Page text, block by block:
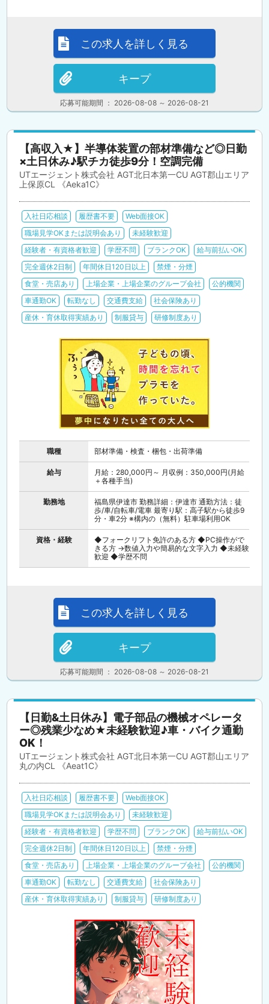
応募可能期間 ： 2026-08-08 ～ 2026-08-21
この求人を詳しく見る
キープ
【高収入★】半導体装置の部材準備など◎日勤
×土日休み♪駅チカ徒歩9分！空調完備
UTエージェント株式会社 AGT北日本第一CU AGT郡山エリア
上保原CL 《Aeka1C》
入社日応相談 履歴書不要
Web面接OK
職場見学OKまたは説明会あり
未経験歓迎
経験者・有資格者歓迎
学歴不問 ブランクOK
給与前払いOK
完全週休2日制
年間休日120日以上
禁煙・分煙
食堂・売店あり
上場企業・上場企業のグループ会社
公的機関
車通勤OK
転勤なし 交通費支給
社会保険あり
産休・育休取得実績あり
制服貸与 研修制度あり
職種 部材準備・検査・梱包・出荷準備
給与
月給：280,000円～ 月収例：350,000円(月給
＋各種手当)
勤務地
福島県伊達市 勤務詳細：伊達市 通勤方法：徒
歩/車/自転車/電車 最寄り駅：高子駅から徒歩9
分・車2分 ※構内の（無料）駐車場利用OK
資格・経験
◆フォークリフト免許のある方 ◆PC操作がで
きる方 →数値入力や簡易的な文字入力 ◆未経験
歓迎 ◆学歴不問
応募可能期間 ： 2026-08-08 ～ 2026-08-21
この求人を詳しく見る
キープ
【日勤&土日休み】電子部品の機械オペレータ
ー◎残業少なめ★未経験歓迎♪車・バイク通勤
OK！
UTエージェント株式会社 AGT北日本第一CU AGT郡山エリア
丸の内CL 《Aeat1C》
入社日応相談 履歴書不要
Web面接OK
職場見学OKまたは説明会あり
未経験歓迎
経験者・有資格者歓迎
学歴不問 ブランクOK
給与前払いOK
完全週休2日制
年間休日120日以上
禁煙・分煙
食堂・売店あり
上場企業・上場企業のグループ会社
公的機関
車通勤OK
転勤なし 交通費支給
社会保険あり
産休・育休取得実績あり
制服貸与 研修制度あり